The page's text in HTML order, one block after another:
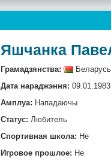
Яшчанка
Грамадзянства:
Беларусь
Дата нараджэння:
Амплуа: Нападаючы
Статус: Любитель
Спортивная школа: Не
Игровое прошлое: Не